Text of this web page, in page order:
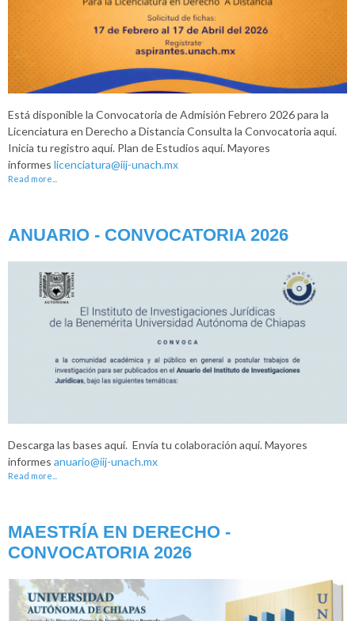
Está disponible la Convocatoria de Admisión Febrero 2026 para la
Licenciatura en Derecho a Distancia Consulta la Convocatoria aquí.
Inicia tu registro aquí. Plan de Estudios aquí. Mayores
informes licenciatura@iij-unach.mx
Read more...
ANUARIO - CONVOCATORIA 2026
Descarga las bases aquí. Envía tu colaboración aquí. Mayores
informes anuario@iij-unach.mx
Read more...
MAESTRÍA EN DERECHO -
CONVOCATORIA 2026